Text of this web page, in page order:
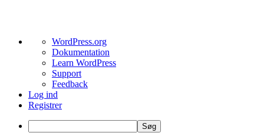
WordPress
WordPress.org
Dokumentation
Learn WordPress
Support
Feedback
Log ind
Registrer
Søg